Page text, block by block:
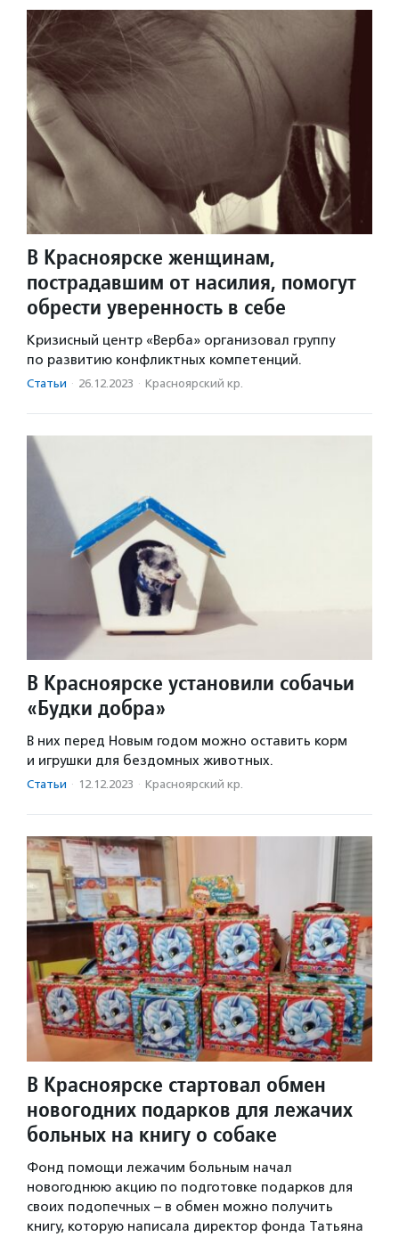
В Красноярске женщинам,
пострадавшим от насилия, помогут
обрести уверенность в себе
Кризисный центр «Верба» организовал группу
по развитию конфликтных компетенций.
Статьи · 26.12.2023 · Красноярский кр.
В Красноярске установили собачьи
«Будки добра»
В них перед Новым годом можно оставить корм
и игрушки для бездомных животных.
Статьи · 12.12.2023 · Красноярский кр.
В Красноярске стартовал обмен
новогодних подарков для лежачих
больных на книгу о собаке
Фонд помощи лежачим больным начал
новогоднюю акцию по подготовке подарков для
своих подопечных – в обмен можно получить
книгу, которую написала директор фонда Татьяна